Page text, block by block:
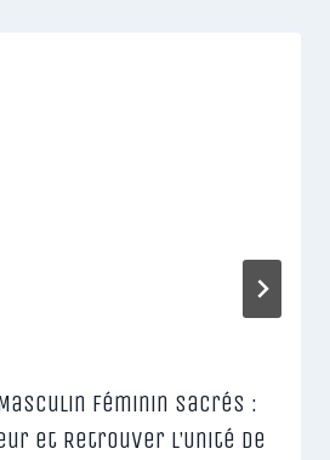
Féminin Sacrés :
et Retrouver l’Unité de